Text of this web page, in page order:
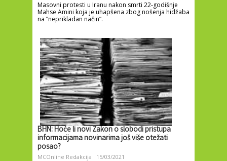
Masovni protesti u Iranu nakon smrti 22-godišnje
Mahse Amini koja je uhapšena zbog nošenja hidžaba
na ”neprikladan način”.
BHN: Hoće li novi Zakon o slobodi pristupa
informacijama novinarima još više otežati
posao?
MCOnline Redakcija 15/03/2021